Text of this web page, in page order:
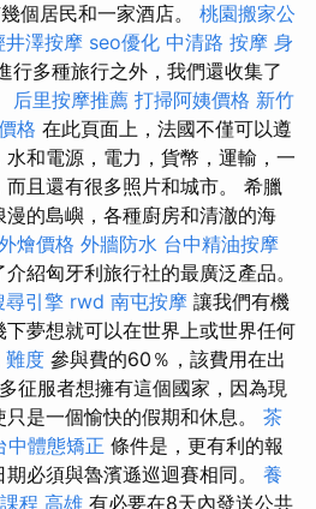
個居民和一家酒店。 桃園搬家公
井澤按摩 seo優化 中清路 按摩 身
行多種旅行之外，我們還收集了
后里按摩推薦 打掃阿姨價格 新竹
格 在此頁面上，法國不僅可以遵
和電源，電力，貨幣，運輸，一
且還有很多照片和城市。 希臘
的島嶼，各種廚房和清澈的海
燴價格 外牆防水 台中精油按摩
紹匈牙利旅行社的最廣泛產品。
尋引擎 rwd 南屯按摩 讓我們有機
夢想就可以在世界上或世界任何
難度 參與費的60％，該費用在出
征服者想擁有這個國家，因為現
是一個愉快的假期和休息。 茶
中體態矯正 條件是，更有利的報
必須與魯濱遜巡迴賽相同。 養
程 高雄 有必要在8天內發送公共